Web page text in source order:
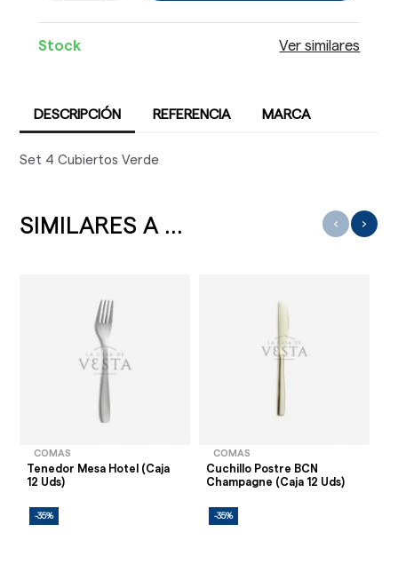
Stock Ver similares
DESCRIPCIÓN REFERENCIA MARCA
Set 4 Cubiertos Verde
SIMILARES A ...
COMAS
Tenedor Mesa Hotel (Caja
12 Uds)
-35%
COMAS
Cuchillo Postre BCN
Champagne (Caja 12 Uds)
-35%
‹ ›